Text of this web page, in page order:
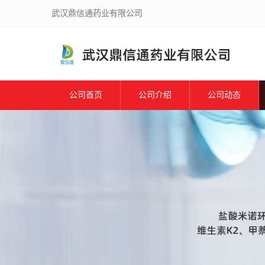
武汉鼎信通药业有限公司
公司首页 公司介绍 公司动态